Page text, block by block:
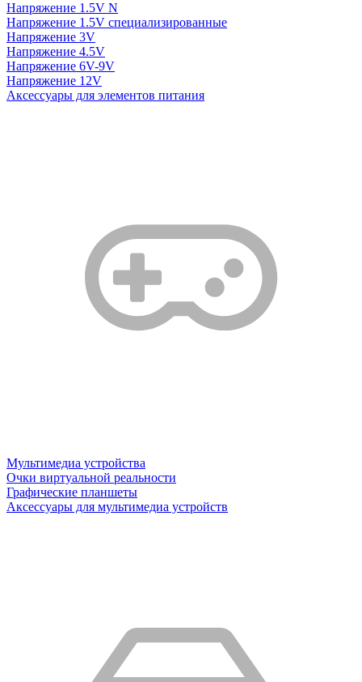
Напряжение 1.5V N
Напряжение 1.5V специализированные
Напряжение 3V
Напряжение 4.5V
Напряжение 6V-9V
Напряжение 12V
Аксессуары для элементов питания
Мультимедиа устройства
Очки виртуальной реальности
Графические планшеты
Аксессуары для мультимедиа устройств